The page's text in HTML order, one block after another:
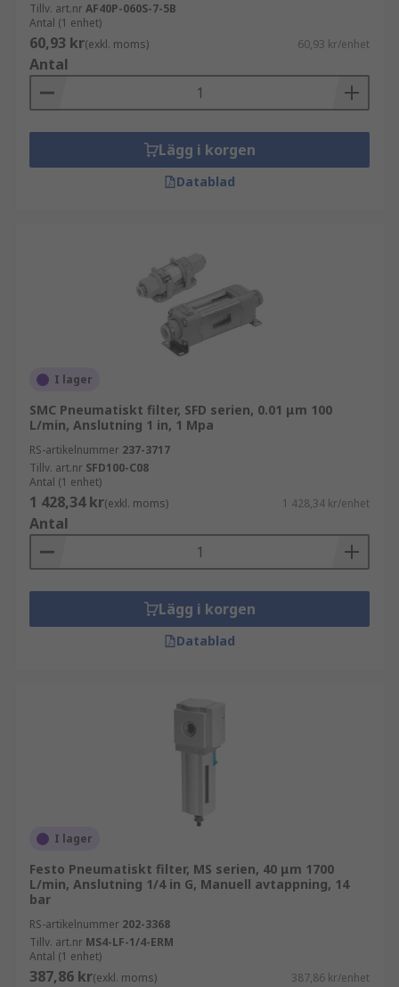
Tillv. art.nrAF40P-060S-7-5B
Antal (1 enhet)
60,93 kr(exkl. moms) 60,93 kr/enhet
Antal
Lägg i korgen
Datablad
I lager
SMC Pneumatiskt filter, SFD serien, 0.01 μm 100
L/min, Anslutning 1 in, 1 Mpa
RS-artikelnummer 237-3717
Tillv. art.nr SFD100-C08
Antal (1 enhet)
1 428,34 kr(exkl. moms) 1 428,34 kr/enhet
Antal
Lägg i korgen
Datablad
I lager
Festo Pneumatiskt filter, MS serien, 40 μm 1700
L/min, Anslutning 1/4 in G, Manuell avtappning, 14
bar
RS-artikelnummer 202-3368
Tillv. art.nr MS4-LF-1/4-ERM
Antal (1 enhet)
387,86 kr(exkl. moms) 387,86 kr/enhet